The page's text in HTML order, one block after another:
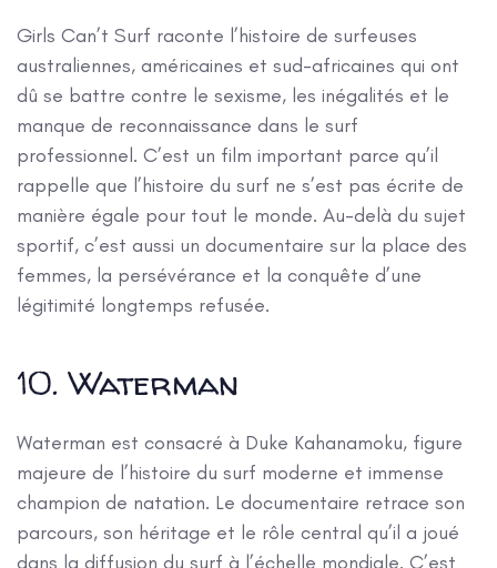
Girls Can’t Surf raconte l’histoire de surfeuses
australiennes, américaines et sud-africaines qui ont
dû se battre contre le sexisme, les inégalités et le
manque de reconnaissance dans le surf
professionnel. C’est un film important parce qu’il
rappelle que l’histoire du surf ne s’est pas écrite de
manière égale pour tout le monde. Au-delà du sujet
sportif, c’est aussi un documentaire sur la place des
femmes, la persévérance et la conquête d’une
légitimité longtemps refusée.
10. Waterman
Waterman est consacré à Duke Kahanamoku, figure
majeure de l’histoire du surf moderne et immense
champion de natation. Le documentaire retrace son
parcours, son héritage et le rôle central qu’il a joué
dans la diffusion du surf à l’échelle mondiale. C’est